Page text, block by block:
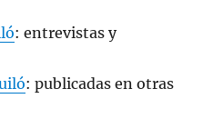
: entrevistas y
: publicadas en otras